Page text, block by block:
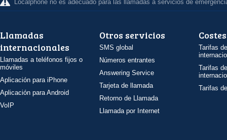
Localphone no es adecuado para las llamadas a servicios de
Llamadas
internacionales
Llamadas a teléfonos fijos o
móviles
Aplicación para iPhone
Aplicación para Android
VoIP
Otros servicios
SMS global
Números entrantes
Answering Service
Tarjeta de llamada
Retorno de Llamada
Llamada por Internet
Costes
Tarifas
Tarifas
Tarifas